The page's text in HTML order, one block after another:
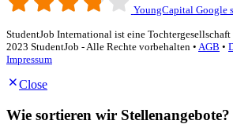
YoungCapital Google
StudentJob International ist eine
2023 StudentJob - Alle Rechte vorbehalten • AGB •
Impressum
Close
Wie sortieren wir Stellenangebote?